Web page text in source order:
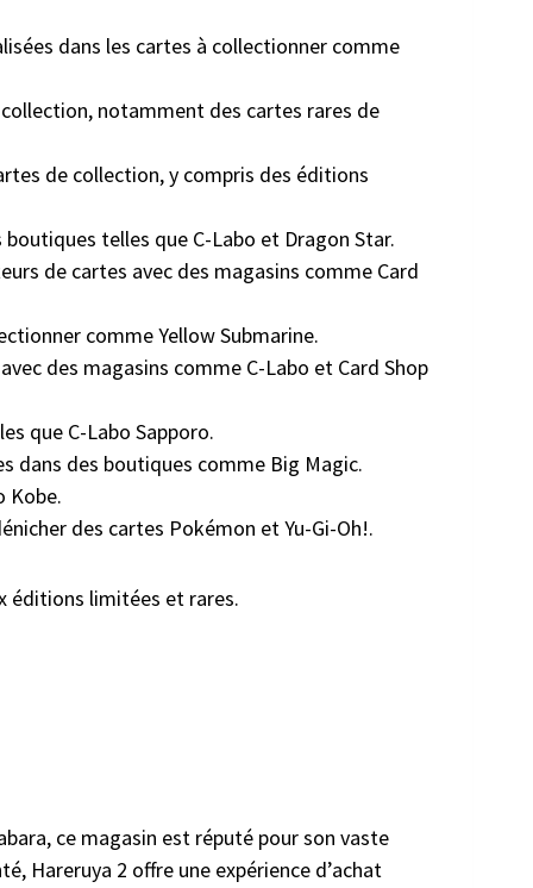
dans les cartes à collectionner comme
notamment des cartes rares de
de collection, y compris des éditions
telles que C-Labo et Dragon Star.
de cartes avec des magasins comme Card
comme Yellow Submarine.
des magasins comme C-Labo et Card Shop
que C-Labo Sapporo.
dans des boutiques comme Big Magic.
Kobe.
des cartes Pokémon et Yu-Gi-Oh!.
éditions limitées et rares.
ce magasin est réputé pour son vaste
Hareruya 2 offre une expérience d’achat